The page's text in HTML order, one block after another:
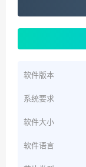
软件版本
系统要求
软件大小
软件语言